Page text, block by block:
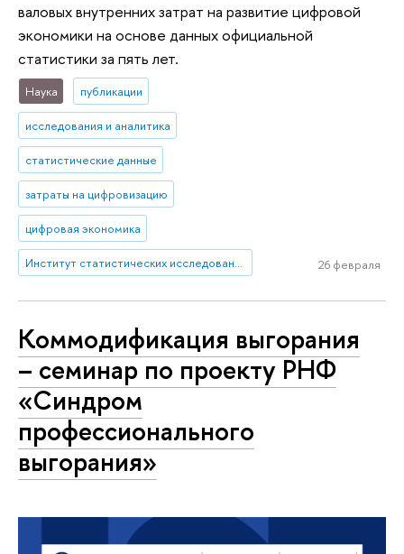
валовых внутренних затрат на развитие цифровой
экономики на основе данных официальной
статистики за пять лет.
Наука публикации
исследования и аналитика
статистические данные
затраты на цифровизацию
цифровая экономика
Институт статистических исследований и экономики знаний 26 февраля
Коммодификация выгорания
– семинар по проекту РНФ
«Синдром
профессионального
выгорания»